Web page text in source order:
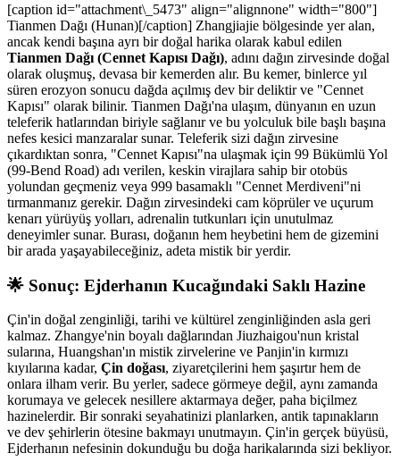
[caption id="attachment\_5473" align="alignnone" width="800"]
Tianmen Dağı (Hunan)[/caption] Zhangjiajie bölgesinde yer alan,
ancak kendi başına ayrı bir doğal harika olarak kabul edilen
Tianmen Dağı (Cennet Kapısı Dağı), adını dağın zirvesinde doğal
olarak oluşmuş, devasa bir kemerden alır. Bu kemer, binlerce yıl
süren erozyon sonucu dağda açılmış dev bir deliktir ve "Cennet
Kapısı" olarak bilinir. Tianmen Dağı'na ulaşım, dünyanın en uzun
teleferik hatlarından biriyle sağlanır ve bu yolculuk bile başlı başına
nefes kesici manzaralar sunar. Teleferik sizi dağın zirvesine
çıkardıktan sonra, "Cennet Kapısı"na ulaşmak için 99 Bükümlü Yol
(99-Bend Road) adı verilen, keskin virajlara sahip bir otobüs
yolundan geçmeniz veya 999 basamaklı "Cennet Merdiveni"ni
tırmanmanız gerekir. Dağın zirvesindeki cam köprüler ve uçurum
kenarı yürüyüş yolları, adrenalin tutkunları için unutulmaz
deneyimler sunar. Burası, doğanın hem heybetini hem de gizemini
bir arada yaşayabileceğiniz, adeta mistik bir yerdir.
🌟 Sonuç: Ejderhanın Kucağındaki Saklı Hazine
Çin'in doğal zenginliği, tarihi ve kültürel zenginliğinden asla geri
kalmaz. Zhangye'nin boyalı dağlarından Jiuzhaigou'nun kristal
sularına, Huangshan'ın mistik zirvelerine ve Panjin'in kırmızı
kıyılarına kadar, Çin doğası, ziyaretçilerini hem şaşırtır hem de
onlara ilham verir. Bu yerler, sadece görmeye değil, aynı zamanda
korumaya ve gelecek nesillere aktarmaya değer, paha biçilmez
hazinelerdir. Bir sonraki seyahatinizi planlarken, antik tapınakların
ve dev şehirlerin ötesine bakmayı unutmayın. Çin'in gerçek büyüsü,
Ejderhanın nefesinin dokunduğu bu doğa harikalarında sizi bekliyor.